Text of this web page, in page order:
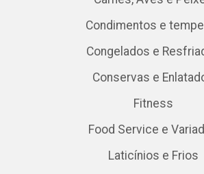
Condimentos e
Congelados e
Conservas e
Fitness
Food Service e
Laticínios e Frios